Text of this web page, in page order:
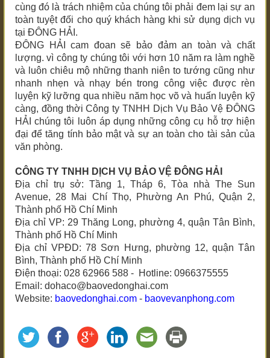
cùng đó là trách nhiệm của chúng tôi phải đem lại sự an
toàn tuyệt đối cho quý khách hàng khi sử dụng dịch vụ
tại ĐÔNG HẢI.
ĐÔNG HẢI cam đoan sẽ bảo đảm an toàn và chất
lượng. vì công ty chúng tôi với hơn 10 năm ra làm nghề
và luôn chiêu mộ những thanh niên to tướng cũng như
nhanh nhẹn và nhạy bén trong công việc được rèn
luyện kỹ lưỡng qua nhiều năm học võ và huấn luyện kỹ
càng, đồng thời Công ty TNHH Dịch Vụ Bảo Vệ ĐÔNG
HẢI chúng tôi luôn áp dụng những công cụ hỗ trợ hiện
đại để tăng tính bảo mật và sự an toàn cho tài sản của
văn phòng.
CÔNG TY TNHH DỊCH VỤ BẢO VỆ ĐÔNG HẢI
Địa chỉ trụ sở: Tầng 1, Tháp 6, Tòa nhà The Sun
Avenue, 28 Mai Chí Thọ, Phường An Phú, Quận 2,
Thành phố Hồ Chí Minh
Địa chỉ VP: 29 Thăng Long, phường 4, quận Tân Bình,
Thành phố Hồ Chí Minh
Địa chỉ VPĐD: 78 Sơn Hưng, phường 12, quận Tân
Bình, Thành phố Hồ Chí Minh
Điện thoại: 028 62966 588 - Hotline: 0966375555
Email: dohaco@baovedonghai.com
Website: baovedonghai.com - baovevanphong.com